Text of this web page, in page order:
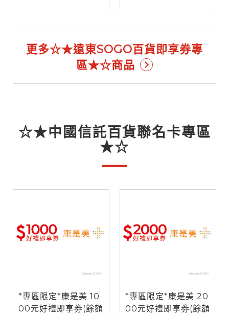
更多☆★遠東SOGO百貨即享券專
區★☆商品
☆★中國信託百貨聯名卡專區
★☆
*專區限定*康是美 10
00元好禮即享券(餘額
*專區限定*康是美 20
00元好禮即享券(餘額